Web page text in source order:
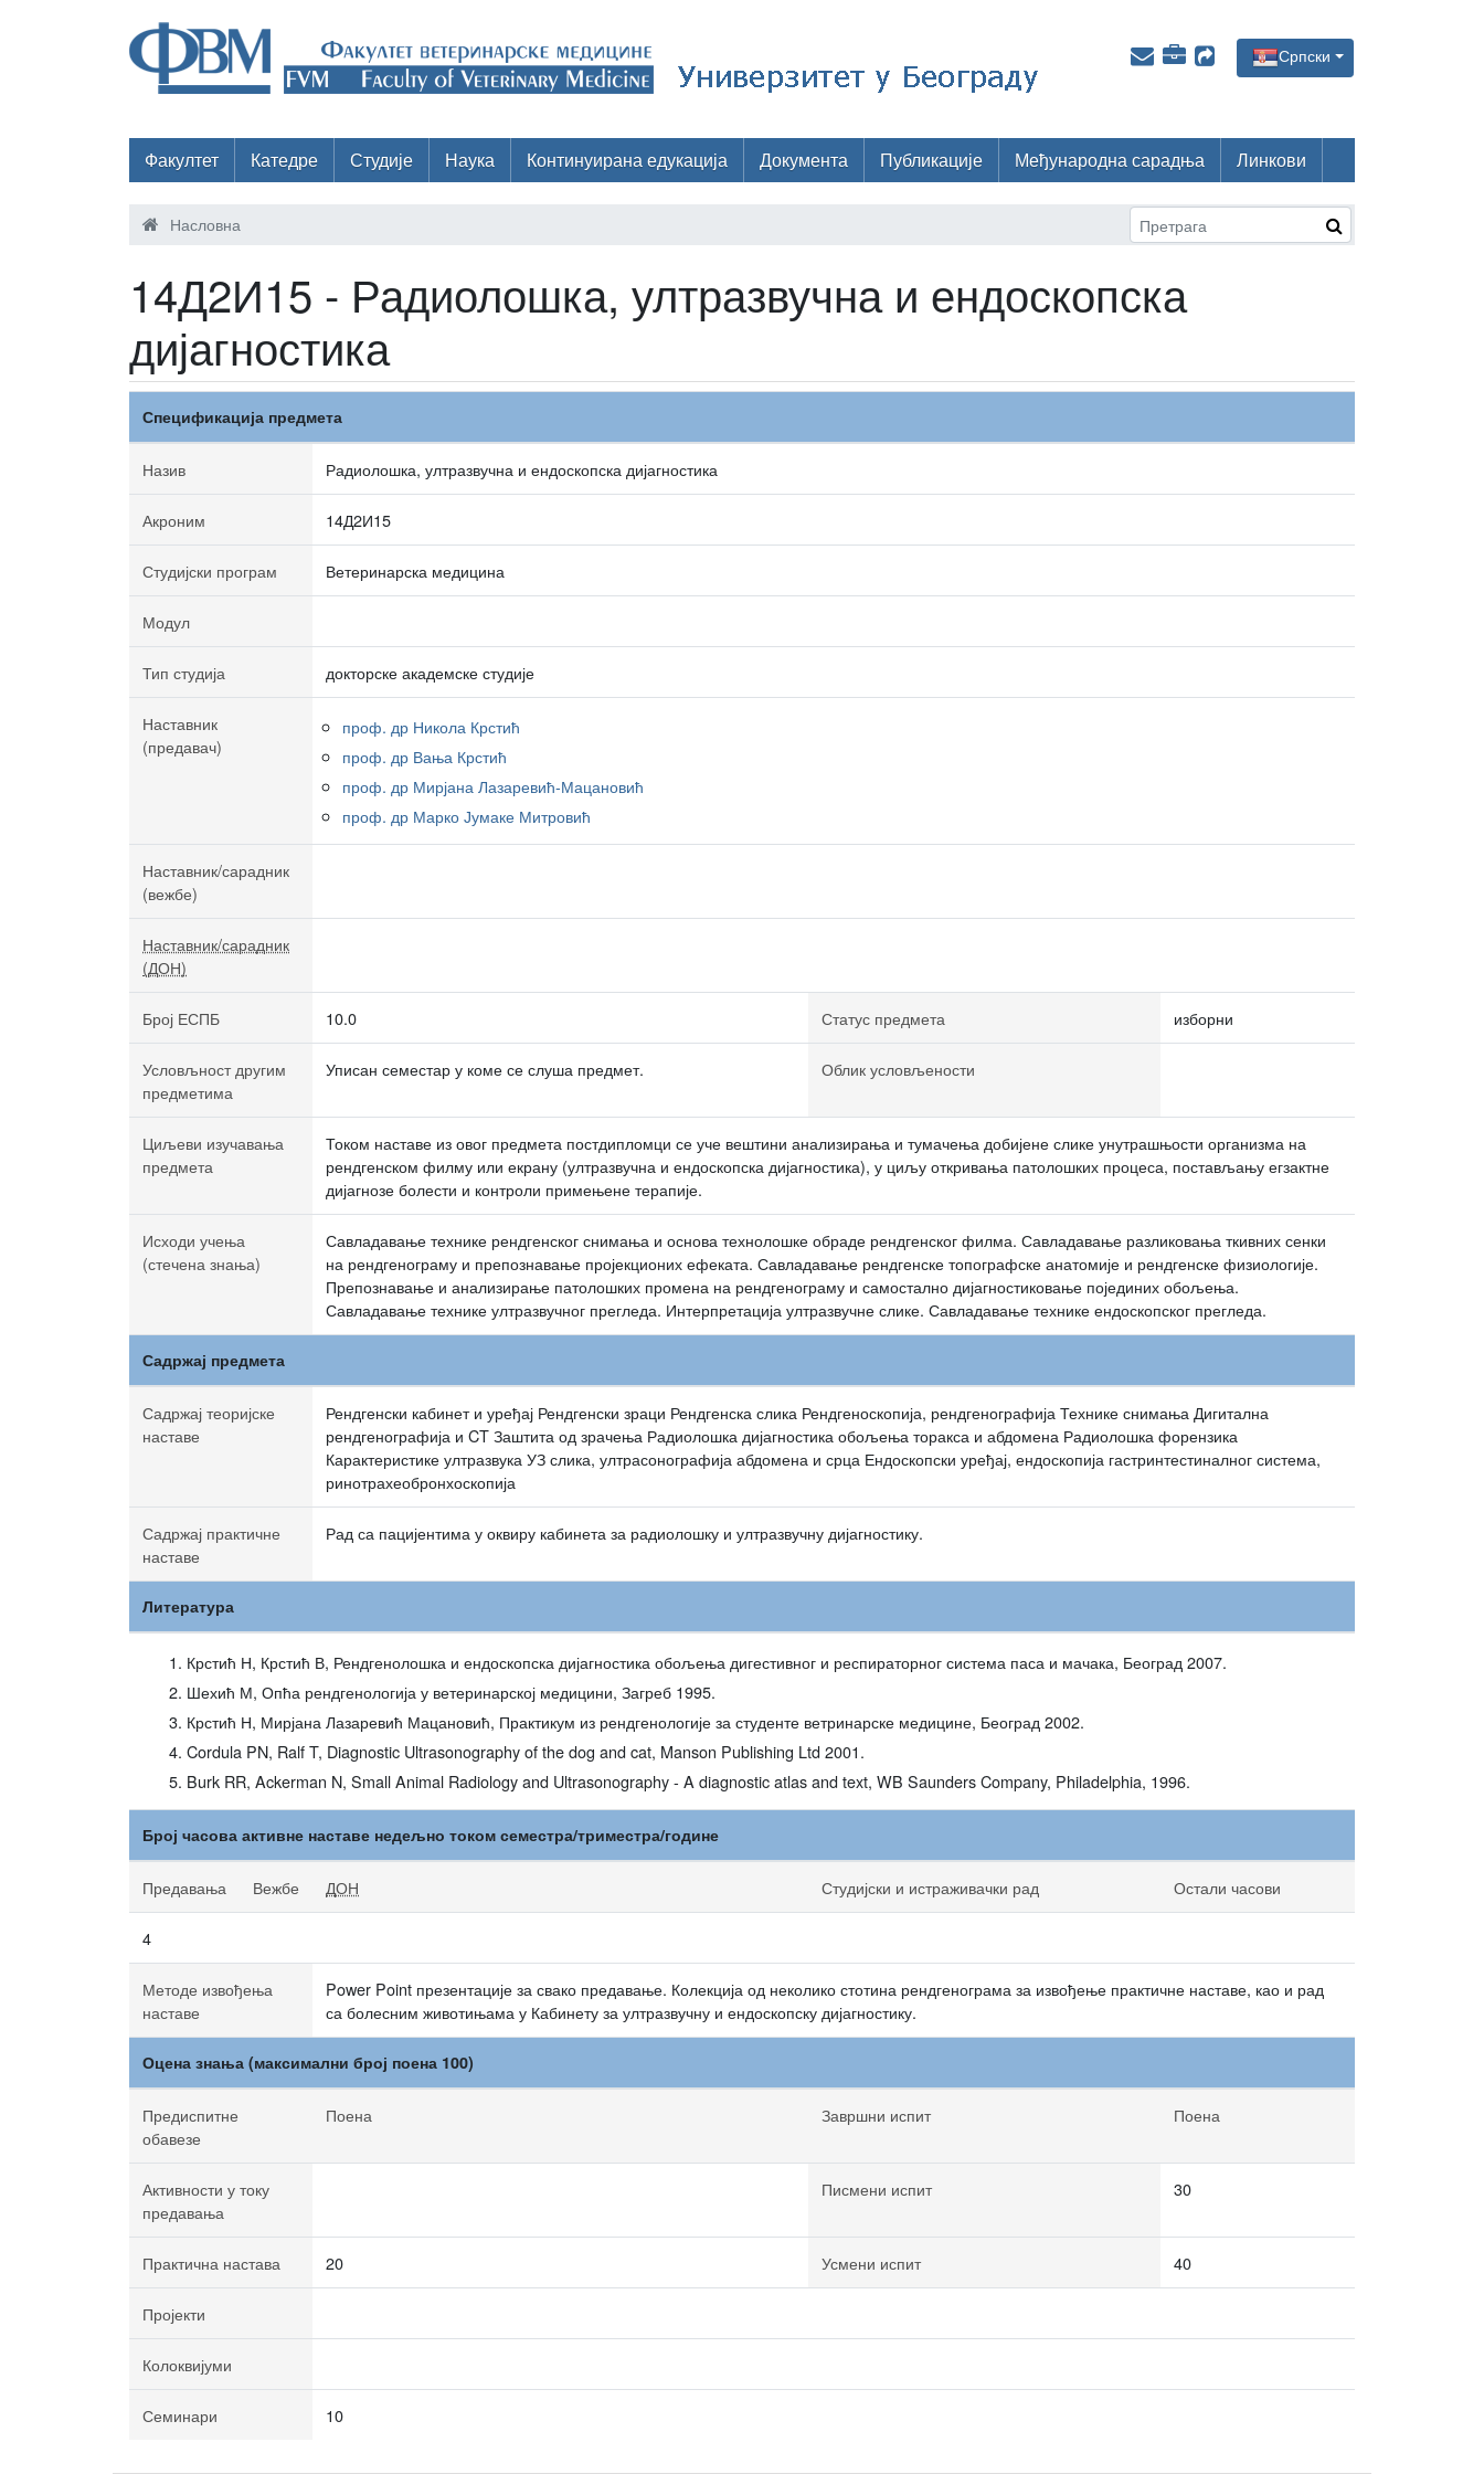
Српски
Факултет Катедре Студије Наука Континуирана едукација Документа Публикације Међународна сарадња Линкови
Насловна
14Д2И15 - Радиолошка, ултразвучна и ендоскопска
дијагностика
Спецификација предмета
Назив Радиолошка, ултразвучна и ендоскопска дијагностика
Акроним 14Д2И15
Студијски програм Ветеринарска медицина
Модул
Тип студија докторске академске студије
Наставник
(предавач)
проф. др Никола Крстић
проф. др Вања Крстић
проф. др Мирјана Лазаревић-Мацановић
проф. др Марко Јумаке Митровић
Наставник/сарадник
(вежбе)
Наставник/сарадник
(ДОН)
Број ЕСПБ 10.0 Статус предмета изборни
Условљност другим
предметима
Уписан семестар у коме се слуша предмет. Облик условљености
Циљеви изучавања
предмета
Током наставе из овог предмета постдипломци се уче вештини анализирања и тумачења добијене слике унутрашњости организма на
рендгенском филму или екрану (ултразвучна и ендоскопска дијагностика), у циљу откривања патолошких процеса, постављању егзактне
дијагнозе болести и контроли примењене терапије.
Исходи учења
(стечена знања)
Савладавање технике рендгенског снимања и основа технолошке обраде рендгенског филма. Савладавање разликовања ткивних сенки
на рендгенограму и препознавање пројекционих ефеката. Савладавање рендгенске топографске анатомије и рендгенске физиологије.
Препознавање и анализирање патолошких промена на рендгенограму и самостално дијагностиковање појединих обољења.
Савладавање технике ултразвучног прегледа. Интерпретација ултразвучне слике. Савладавање технике ендоскопског прегледа.
Садржај предмета
Садржај теоријске
наставе
Рендгенски кабинет и уређај Рендгенски зраци Рендгенска слика Рендгеноскопија, рендгенографија Технике снимања Дигитална
рендгенографија и CT Заштита од зрачења Радиолошка дијагностика обољења торакса и абдомена Радиолошка форензика
Карактеристике ултразвука УЗ слика, ултрасонографија абдомена и срца Ендоскопски уређај, ендоскопија гастринтестиналног система,
ринотрахеобронхоскопија
Садржај практичне
наставе
Рад са пацијентима у оквиру кабинета за радиолошку и ултразвучну дијагностику.
Литература
Крстић Н, Крстић В, Рендгенолошка и ендоскопска дијагностика обољења дигестивног и респираторног система паса и мачака, Београд 2007.
Шехић М, Опћа рендгенологија у ветеринарској медицини, Загреб 1995.
Крстић Н, Мирјана Лазаревић Мацановић, Практикум из рендгенологије за студенте ветринарске медицине, Београд 2002.
Cordula PN, Ralf T, Diagnostic Ultrasonography of the dog and cat, Manson Publishing Ltd 2001.
Burk RR, Ackerman N, Small Animal Radiology and Ultrasonography - A diagnostic atlas and text, WB Saunders Company, Philadelphia, 1996.
Број часова активне наставе недељно током семестра/триместра/године
Предавања Вежбе ДОН Студијски и истраживачки рад Остали часови
4
Методе извођења
наставе
Power Point презентације за свако предавање. Колекција од неколико стотина рендгенограма за извођење практичне наставе, као и рад
са болесним животињама у Кабинету за ултразвучну и ендоскопску дијагностику.
Оцена знања (максимални број поена 100)
Предиспитне
обавезе
Поена Завршни испит Поена
Активности у току
предавања
Писмени испит 30
Практична настава 20 Усмени испит 40
Пројекти
Колоквијуми
Семинари 10